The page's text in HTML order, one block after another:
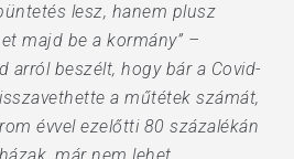
lesz, hanem plusz
majd be a kormány” –
arról beszélt, hogy bár a Covid-
a műtétek számát,
évvel ezelőtti 80 százalékán